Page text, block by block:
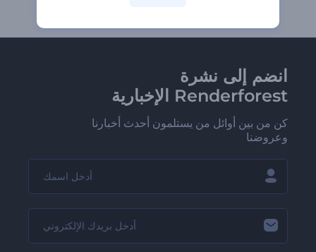
انضم إلى نشرة
Renderforest الإخبارية
كن من بين أوائل من يستلمون أحدث أخبارنا
وعروضنا